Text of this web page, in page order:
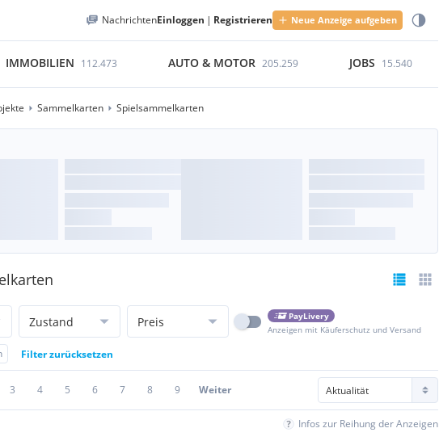
NachrichtenEinloggen | Registrieren Neue Anzeige aufgeben
IMMOBILIEN 112.473 AUTO & MOTOR 205.259 JOBS 15.540
Sammelkarten Spielsammelkarten
Zustand Preis
PayLivery
Anzeigen mit Käuferschutz und Versand
Filter zurücksetzen
3 4 5 6 7 8 9 Weiter
Infos zur Reihung der Anzeigen